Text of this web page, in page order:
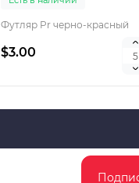
Футляр Pr черно-красный
$3.00